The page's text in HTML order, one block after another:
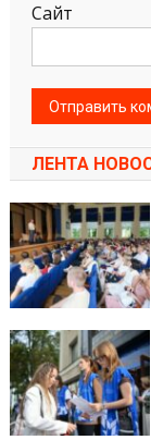
Сайт
ЛЕНТА